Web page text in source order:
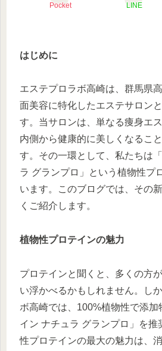
Pocket LINE
はじめに
エステプロラボ高崎は、群馬県
面美容に特化したエステサロン
す。当サロンは、単なる痩身エ
内側から健康的に美しくなるこ
す。その一環として、私たちは
ラ グランプロ」という植物性プ
います。このブログでは、その
くご紹介します。
植物性プロテインの魅力
プロテインと聞くと、多くの方
い浮かべるかもしれません。し
ボ高崎では、100%植物性で添加
イン ナチュラ グランプロ」を推
性プロテインの最大の魅力は、